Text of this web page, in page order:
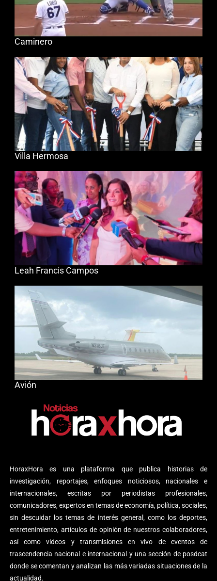
HoraxHora es una plataforma que publica historias de
investigación, reportajes, enfoques noticiosos, nacionales e
internacionales, escritas por periodistas profesionales,
comunicadores, expertos en temas de economía, política, sociales,
sin descuidar los temas de interés general, como los deportes,
entretenimiento, artículos de opinión de nuestros colaboradores,
así como videos y transmisiones en vivo de eventos de
trascendencia nacional e internacional y una sección de posdcat
donde se comentan y analizan las más variadas situaciones de la
actualidad.
Caminero
Villa Hermosa
Leah Francis Campos
Avión